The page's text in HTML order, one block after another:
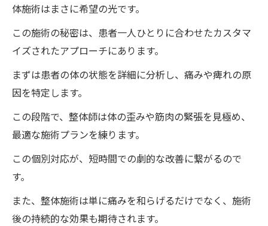
体施術はまさに希望の光です。
この施術の秘密は、患者一人ひとりに合わせたカスタマ
イズされたアプローチにあります。
まずは患者の体の状態を詳細に分析し、痛みや痺れの原
因を特定します。
この段階で、整体師は体の歪みや筋肉の緊張を見極め、
最適な施術プランを練ります。
この個別対応が、短時間での劇的な改善に繋がるので
す。
また、整体施術は単に痛みを和らげるだけでなく、施術
後の持続的な効果も期待されます。